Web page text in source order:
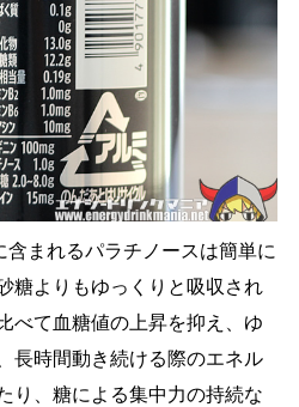
まれるパラチノースは簡単に
糖よりもゆっくりと吸収され
べて血糖値の上昇を抑え、ゆ
長時間動き続ける際のエネル
り、糖による集中力の持続な